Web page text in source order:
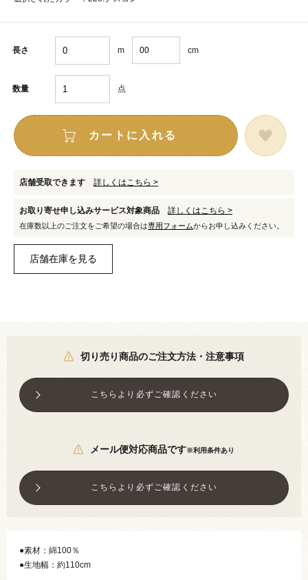
長さ m cm
数量 点
カートに入れる
店舗受取できます 詳しくはこちら >
お取り寄せ申し込みサービス対象商品 詳しくはこちら >
在庫数以上のご注文をご希望の場合は専用フォームからお申し込みください。
切り売り商品のご注文方法・注意事項
こちらより必ずご確認ください
メール便対応商品です※利用条件あり
こちらより必ずご確認ください
●素材：綿100％
●生地幅：約110cm